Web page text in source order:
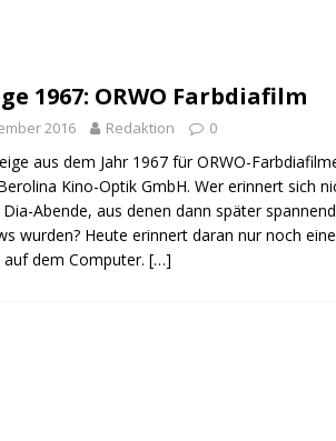
der deutschen Werbung – ein Top-100
1967: ORWO Farbdiafilm
2016 Redaktion 0
aus dem Jahr 1967 für ORWO-
Kino-Optik GmbH. Wer erinnert sich
Abende, aus denen dann später
wurden? Heute erinnert daran nur noch eine
auf dem Computer. […]